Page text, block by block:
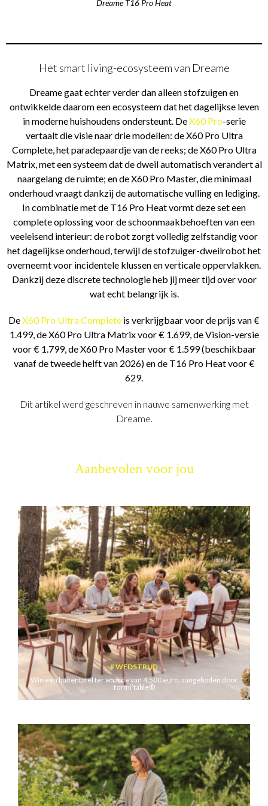
Dreame T16 Pro Heat
Het smart living-ecosysteem van Dreame
Dreame gaat echter verder dan alleen stofzuigen en
ontwikkelde daarom een ecosysteem dat het dagelijkse leven
in moderne huishoudens ondersteunt. DeX60 Pro-serie
vertaalt die visie naar drie modellen: de X60 Pro Ultra
Complete, het paradepaardje van de reeks; de X60 Pro Ultra
Matrix, met een systeem dat de dweil automatisch verandert al
naargelang de ruimte; en de X60 Pro Master, die minimaal
onderhoud vraagt dankzij de automatische vulling en lediging.
In combinatie met de T16 Pro Heat vormt deze set een
complete oplossing voor de schoonmaakbehoeften van een
veeleisend interieur: de robot zorgt volledig zelfstandig voor
het dagelijkse onderhoud, terwijl de stofzuiger-dweilrobot het
overneemt voor incidentele klussen en verticale oppervlakken.
Dankzij deze discrete technologie heb jij meer tijd over voor
wat echt belangrijk is.
DeX60 Pro Ultra Complete is verkrijgbaar voor de prijs van €
1.499, de X60 Pro Ultra Matrix voor € 1.699, de Vision-versie
voor € 1.799, de X60 Pro Master voor € 1.599 (beschikbaar
vanaf de tweede helft van 2026) en de T16 Pro Heat voor €
629.
Dit artikel werd geschreven in nauwe samenwerking met
Dreame.
Aanbevolen voor jou
WEDSTRIJD
Win een buitentafel ter waarde van 4.500 euro, aangeboden door
formi’table®